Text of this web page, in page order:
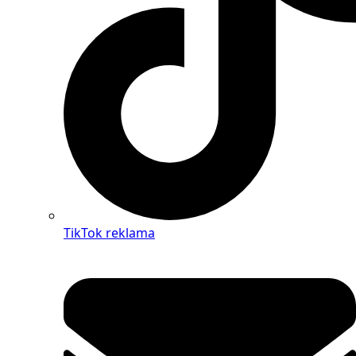
TikTok reklama